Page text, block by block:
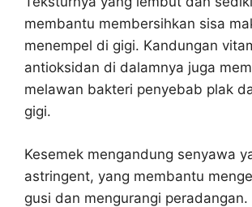
membantu membersihkan sisa
menempel di gigi. Kandungan
antioksidan di dalamnya juga
melawan bakteri penyebab plak
gigi.
Kesemek mengandung senyawa
astringent, yang membantu
gusi dan mengurangi peradangan.